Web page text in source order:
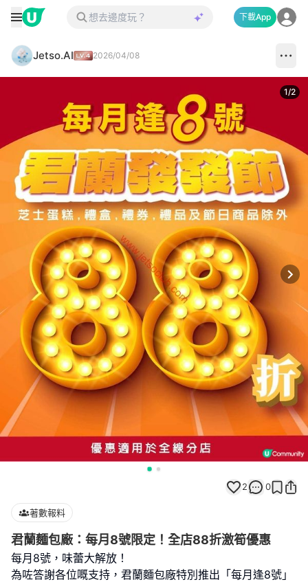
下載App
Jetso.AI 2026/04/08
1/2
2 0
著數報料
君蘭麵包廠：每月8號限定！全店88折激筍優惠
每月8號，味蕾大解放！
為咗答謝各位嘅支持，君蘭麵包廠特別推出「每月逢8號」